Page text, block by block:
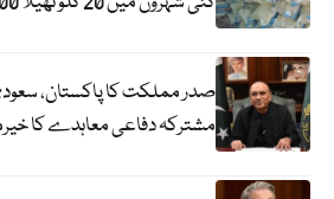
صدر مملکت کا پاکستان،
مشترکہ دفاعی معاہدے کا